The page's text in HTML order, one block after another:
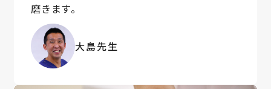
磨きます。
大島先生